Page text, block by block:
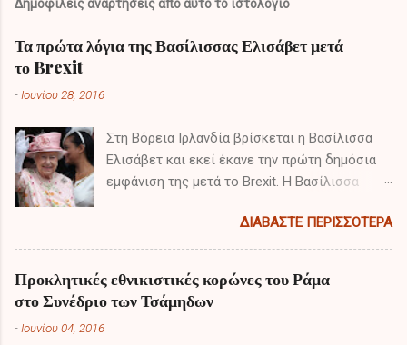
ι
α
Δημοφιλείς αναρτήσεις από αυτό το ιστολόγιο
Τα πρώτα λόγια της Βασίλισσας Ελισάβετ μετά
το Brexit
- Ιουνίου 28, 2016
Στη Βόρεια Ιρλανδία βρίσκεται η Βασίλισσα
Ελισάβετ και εκεί έκανε την πρώτη δημόσια
εμφάνιση της μετά το Brexit. Η Βασίλισσα
το αποτέλεσμα του δημοψηφίσματος και τα
πρώτα της λόγια είχαν ιδιαίτερο ενδιαφέρον.
ΔΙΑΒΆΣΤΕ ΠΕΡΙΣΣΌΤΕΡΑ
Προκλητικές εθνικιστικές κορώνες του Ράμα
στο Συνέδριο των Τσάμηδων
- Ιουνίου 04, 2016